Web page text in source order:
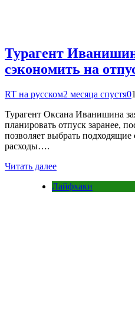
Турагент
сэкономить на
RT на русском2 месяца спустя0
Турагент Оксана Иванишина
планировать отпуск заранее,
позволяет выбрать
расходы….
Читать далее
Лайфхаки